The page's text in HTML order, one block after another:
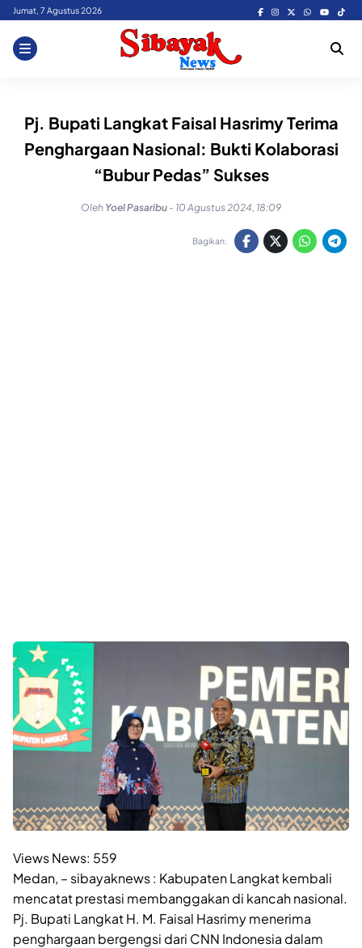
Skip
content
Jumat, 7 Agustus 2026
Pj. Bupati Langkat Faisal Hasrimy Terima
Penghargaan Nasional: Bukti Kolaborasi
“Bubur Pedas” Sukses
Oleh Yoel Pasaribu - 10 Agustus 2024, 18:09
Bagikan:
Views News: 559
Medan, – sibayaknews : Kabupaten Langkat kembali
mencatat prestasi membanggakan di kancah nasional.
Pj. Bupati Langkat H. M. Faisal Hasrimy menerima
penghargaan bergengsi dari CNN Indonesia dalam